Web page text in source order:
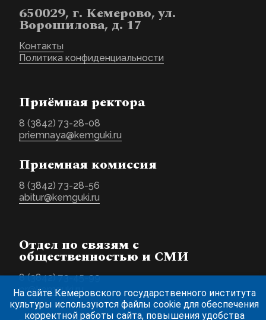
650029, г. Кемерово, ул.
Ворошилова, д. 17
Контакты
Политика конфиденциальности
Приёмная ректора
8 (3842) 73-28-08
priemnaya@kemguki.ru
Приемная комиссия
8 (3842) 73-28-56
abitur@kemguki.ru
Отдел по связям с
общественностью и СМИ
8 (3842) 73-45-99
pr@kemguki.ru
На сайте Кемеровского государственного института
культуры используются файлы cookie для обеспечения
корректной работы сайта, повышения удобства